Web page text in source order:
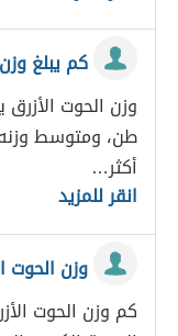
كم يبلغ
أكثر…
انقر للمزيد
وزن الحوت
كم وزن الحوت